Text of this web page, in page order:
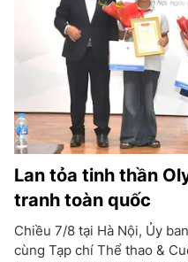
Lan tỏa tinh thần
tranh toàn quốc
Chiều 7/8 tại Hà Nội, Ủy
cùng Tạp chí Thể thao &